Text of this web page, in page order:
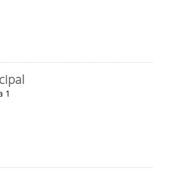
1